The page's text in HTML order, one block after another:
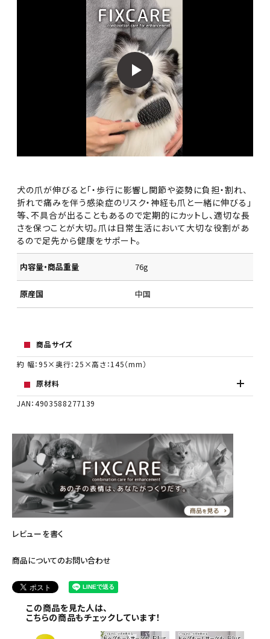
犬の爪が伸びると「・歩行に影響し関節や姿勢に負担・割れ、
折れで痛みを伴う感染症のリスク・神経も爪と一緒に伸びる」
等、不具合が出ることもあるので定期的にカットし、適切な長
さを保つことが大切。爪は日常生活において大切な役割があ
るので足先から健康をサポート。
内容量・商品重量 76g
原産国 中国
商品サイズ
約 幅：95×奥行：25×高さ：145（mm）
原材料
JAN：4903588277139
レビューを書く
商品についてのお問い合わせ
この商品を見た人は、
こちらの商品もチェックしています！